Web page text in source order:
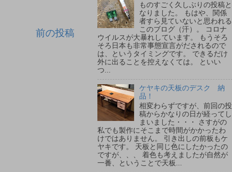
前の投稿
ものすごく久しぶりの投稿と
なりました。 もはや、関係
者すら見ていないと思われる
このブログ（汗）。 コロナ
ウイルスが大暴れしています。 もうそろ
そろ日本も非常事態宣言がだされるので
は、というタイミングです。 できるだけ
外に出ることを控えなくては。 といい
つ...
ケヤキの天板のデスク 納
品！
相変わらずですが、前回の投
稿からかなりの日が経ってし
まいました・・・ さすがの
私でも製作にそこまで時間がかかったわ
けではありません。 引き出しの前板もケ
ヤキです。 天板と同じ色にしたかったの
ですが、、、 着色も考えましたが自然が
一番、ということで天板...